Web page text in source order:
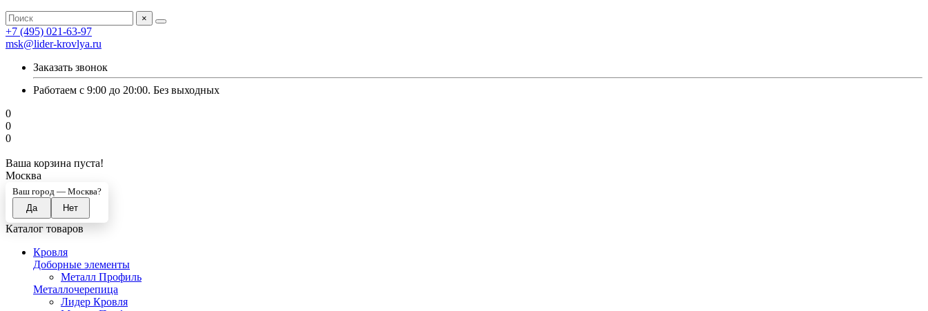
×
+7 (495) 021-63-97
msk@lider-krovlya.ru
Заказать звонок
Работаем с 9:00 до 20:00. Без выходных
0
0
0
Ваша корзина пуста!
Москва
Ваш город — Москва?
Каталог товаров
Кровля
Доборные элементы
Металл Профиль
Металлочерепица
Лидер Кровля